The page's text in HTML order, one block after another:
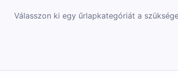
Válasszon ki egy űrlapkategóriát a